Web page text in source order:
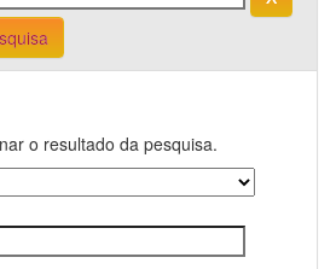
o resultado da pesquisa.